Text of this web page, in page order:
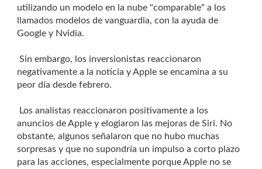
utilizando un modelo en la nube "comparable" a los
llamados modelos de vanguardia, con la ayuda de
Google y Nvidia.
Sin embargo, los inversionistas reaccionaron
negativamente a la noticia y Apple se encamina a su
peor día desde febrero.
Los analistas reaccionaron positivamente a los
anuncios de Apple y elogiaron las mejoras de Siri. No
obstante, algunos señalaron que no hubo muchas
sorpresas y que no supondría un impulso a corto plazo
para las acciones, especialmente porque Apple no se